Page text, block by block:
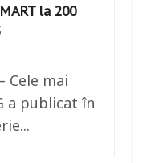
la 200
Cele mai
a publicat în